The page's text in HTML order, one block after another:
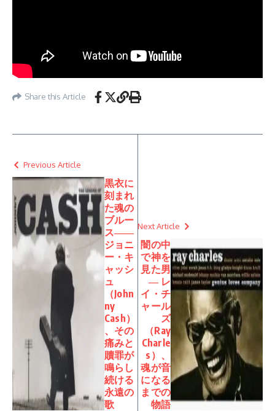
Share this Article
Previous Article
黒衣に
刻まれ
た魂の
ブルー
ス――
ジョニ
ー・キ
ャッシ
ュ
（John
ny
Cash）
、その
痛みと
贖罪が
鳴らし
続ける
永遠の
歌
Next Article
闇の中
で神を
見た男
― レ
イ・チ
ャール
ズ
（Ray
Charle
s）、
魂が音
になる
までの
物語